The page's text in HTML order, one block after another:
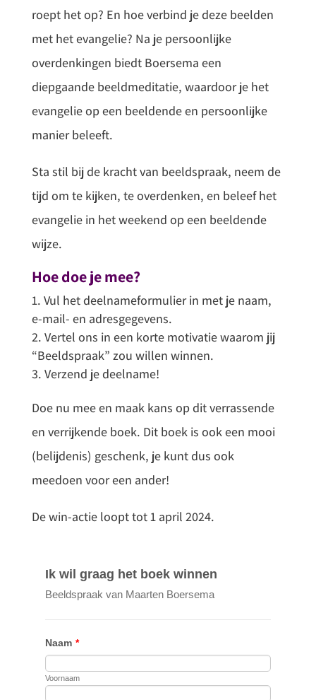
roept het op? En hoe verbind je deze beelden
met het evangelie? Na je persoonlijke
overdenkingen biedt Boersema een
diepgaande beeldmeditatie, waardoor je het
evangelie op een beeldende en persoonlijke
manier beleeft.
Sta stil bij de kracht van beeldspraak, neem de
tijd om te kijken, te overdenken, en beleef het
evangelie in het weekend op een beeldende
wijze.
Hoe doe je mee?
Vul het deelnameformulier in met je naam,
e-mail- en adresgegevens.
Vertel ons in een korte motivatie waarom jij
“Beeldspraak” zou willen winnen.
Verzend je deelname!
Doe nu mee en maak kans op dit verrassende
en verrijkende boek. Dit boek is ook een mooi
(belijdenis) geschenk, je kunt dus ook
meedoen voor een ander!
De win-actie loopt tot 1 april 2024.